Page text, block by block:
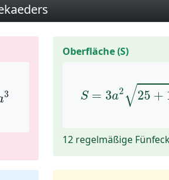
3
Oberfläche (S)
S = 3a2 √25 +
225+
12 regelmäßige